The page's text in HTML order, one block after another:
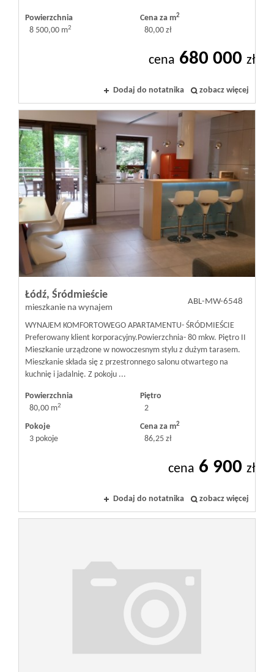
Powierzchnia
8 500,00 m2
Cena za m2
80,00 zł
cena 680 000 zł
Dodaj do notatnika zobacz więcej
Łódź, Śródmieście
mieszkanie na wynajem
ABL-MW-6548
WYNAJEM KOMFORTOWEGO APARTAMENTU- ŚRÓDMIEŚCIE
Preferowany klient korporacyjny. ​Powierzchnia- 80 mkw. Piętro II ​
Mieszkanie urządzone w nowoczesnym stylu z dużym tarasem.
Mieszkanie składa się z przestronnego salonu otwartego na
kuchnię i jadalnię. Z pokoju ...
Powierzchnia
80,00 m2
Piętro
2
Pokoje
3 pokoje
Cena za m2
86,25 zł
cena 6 900 zł
Dodaj do notatnika zobacz więcej